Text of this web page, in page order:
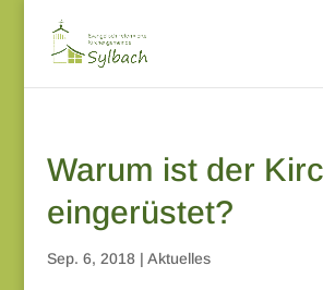
Warum ist der
eingerüstet?
Sep. 6, 2018| Aktuelles